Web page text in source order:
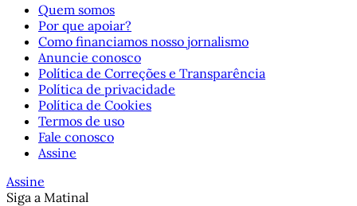
Quem somos
Por que apoiar?
Como financiamos nosso jornalismo
Anuncie conosco
Política de Correções e Transparência
Política de privacidade
Política de Cookies
Termos de uso
Fale conosco
Assine
Assine
Siga a Matinal